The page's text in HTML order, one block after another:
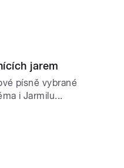
jarem
písně vybrané
i Jarmilu...